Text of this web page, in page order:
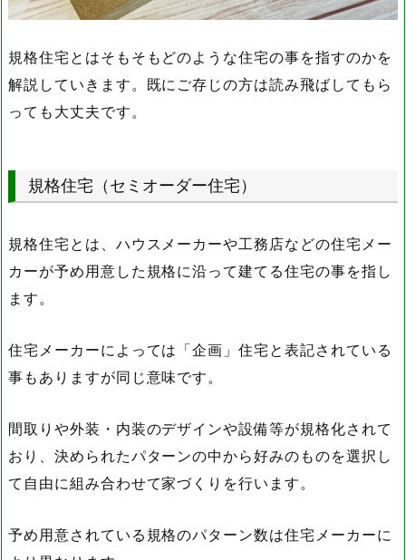
規格住宅とはそもそもどのような住宅の事を指すのかを
解説していきます。既にご存じの方は読み飛ばしてもら
っても大丈夫です。
規格住宅（セミオーダー住宅）
規格住宅とは、ハウスメーカーや工務店などの住宅メー
カーが予め用意した規格に沿って建てる住宅の事を指し
ます。
住宅メーカーによっては「企画」住宅と表記されている
事もありますが同じ意味です。
間取りや外装・内装のデザインや設備等が規格化されて
おり、決められたパターンの中から好みのものを選択し
て自由に組み合わせて家づくりを行います。
予め用意されている規格のパターン数は住宅メーカーに